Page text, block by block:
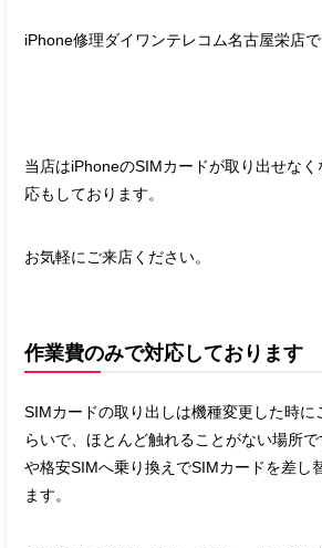
iPhone修理ダイワンテレコム名古屋栄店で
当店はiPhoneのSIMカードが取り出せな
応もしております。
お気軽にご来店ください。
作業費のみで対応しております
SIMカードの取り出しは機種変更した時に
らいで、ほとんど触れることがない場所
や格安SIMへ乗り換えでSIMカードを差し
ます。